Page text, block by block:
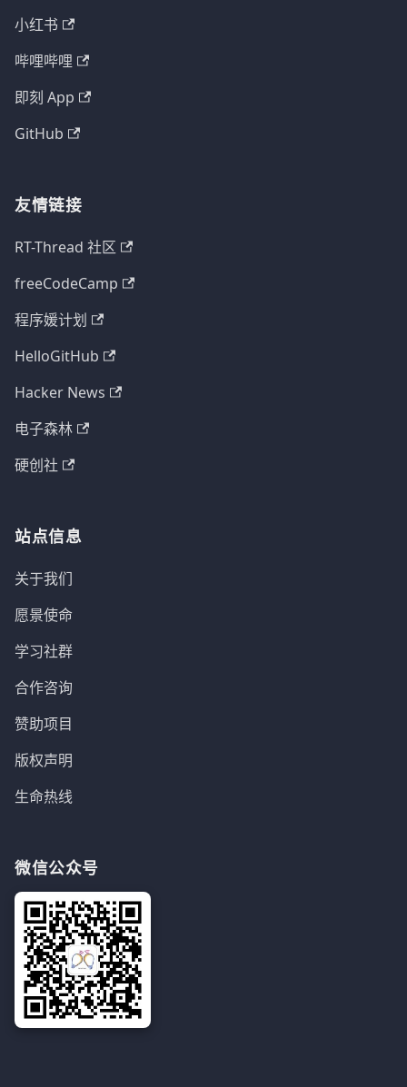
小红书
哔哩哔哩
即刻 App
GitHub
友情链接
RT-Thread 社区
freeCodeCamp
程序媛计划
HelloGitHub
Hacker News
电子森林
硬创社
站点信息
关于我们
愿景使命
学习社群
合作咨询
赞助项目
版权声明
生命热线
微信公众号